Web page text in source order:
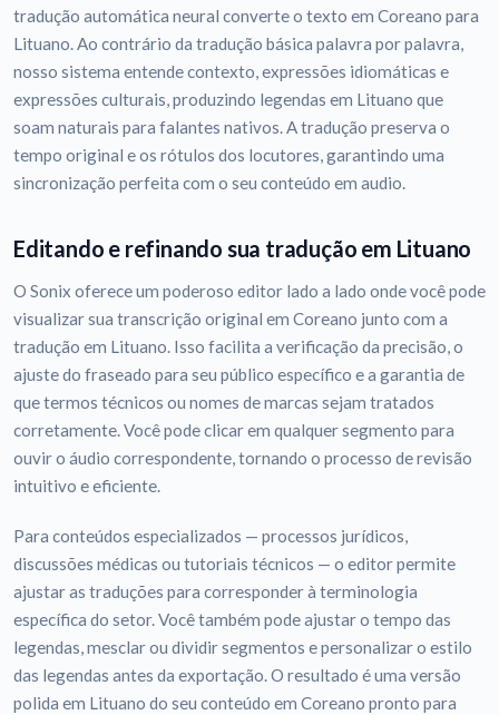
tradução automática neural converte o texto em Coreano para
Lituano. Ao contrário da tradução básica palavra por palavra,
nosso sistema entende contexto, expressões idiomáticas e
expressões culturais, produzindo legendas em Lituano que
soam naturais para falantes nativos. A tradução preserva o
tempo original e os rótulos dos locutores, garantindo uma
sincronização perfeita com o seu conteúdo em audio.
Editando e refinando sua tradução em Lituano
O Sonix oferece um poderoso editor lado a lado onde você pode
visualizar sua transcrição original em Coreano junto com a
tradução em Lituano. Isso facilita a verificação da precisão, o
ajuste do fraseado para seu público específico e a garantia de
que termos técnicos ou nomes de marcas sejam tratados
corretamente. Você pode clicar em qualquer segmento para
ouvir o áudio correspondente, tornando o processo de revisão
intuitivo e eficiente.
Para conteúdos especializados — processos jurídicos,
discussões médicas ou tutoriais técnicos — o editor permite
ajustar as traduções para corresponder à terminologia
específica do setor. Você também pode ajustar o tempo das
legendas, mesclar ou dividir segmentos e personalizar o estilo
das legendas antes da exportação. O resultado é uma versão
polida em Lituano do seu conteúdo em Coreano pronto para